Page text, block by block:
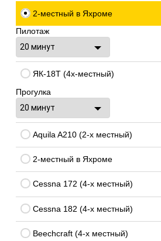
2-местный в Яхроме
Пилотаж
ЯК-18Т (4х-местный)
Прогулка
Aquila A210 (2-x местный)
2-местный в Яхроме
Cessna 172 (4-х местный)
Cessna 182 (4-х местный)
Beechcraft (4-х местный)